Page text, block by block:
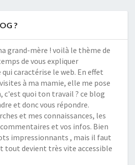
?
grand-mère ! voilà le thème de
de vous expliquer
caractérise le web. En effet
à ma mamie, elle me pose
c'est quoi ton travail ? ce blog
et donc vous répondre.
et mes connaissances, les
et vos infos. Bien
impressionnants , mais il faut
tout devient très vite accessible